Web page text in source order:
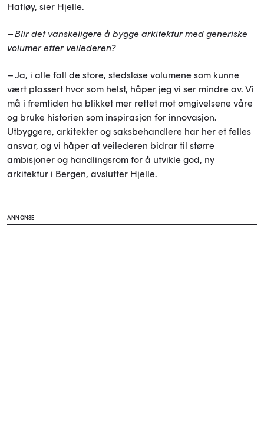
Hatløy, sier Hjelle.
– Blir det vanskeligere å bygge arkitektur med generiske
volumer etter veilederen?
– Ja, i alle fall de store, stedsløse volumene som kunne
vært plassert hvor som helst, håper jeg vi ser mindre av. Vi
må i fremtiden ha blikket mer rettet mot omgivelsene våre
og bruke historien som inspirasjon for innovasjon.
Utbyggere, arkitekter og saksbehandlere har her et felles
ansvar, og vi håper at veilederen bidrar til større
ambisjoner og handlingsrom for å utvikle god, ny
arkitektur i Bergen, avslutter Hjelle.
ANNONSE